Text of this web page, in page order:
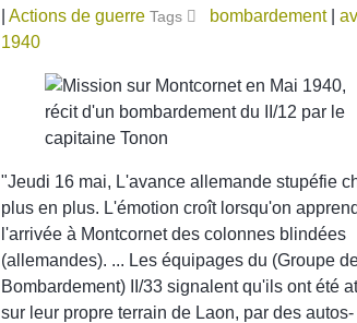
Actions de guerre Tags bombardement|
1940
"Jeudi 16 mai, L'avance allemande stupéfie
plus en plus. L'émotion croît lorsqu'on apprend
l'arrivée à Montcornet des colonnes blindées
(allemandes). ... Les équipages du (Groupe
Bombardement) II/33 signalent qu'ils ont été
sur leur propre terrain de Laon, par des autos-